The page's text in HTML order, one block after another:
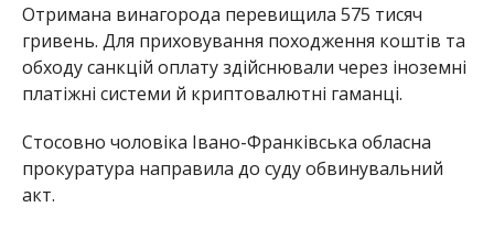
Отримана винагорода перевищила 575 тисяч
гривень. Для приховування походження коштів та
обходу санкцій оплату здійснювали через іноземні
платіжні системи й криптовалютні гаманці.
Стосовно чоловіка Івано-Франківська обласна
прокуратура направила до суду обвинувальний
акт.